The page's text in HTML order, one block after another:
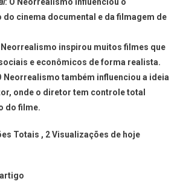
do cinema documental e da filmagem de
Neorrealismo inspirou muitos filmes que
e econômicos de forma realista.
Neorrealismo também influenciou a ideia
onde o diretor tem controle total
do filme.
Totais , 2 Visualizações de hoje